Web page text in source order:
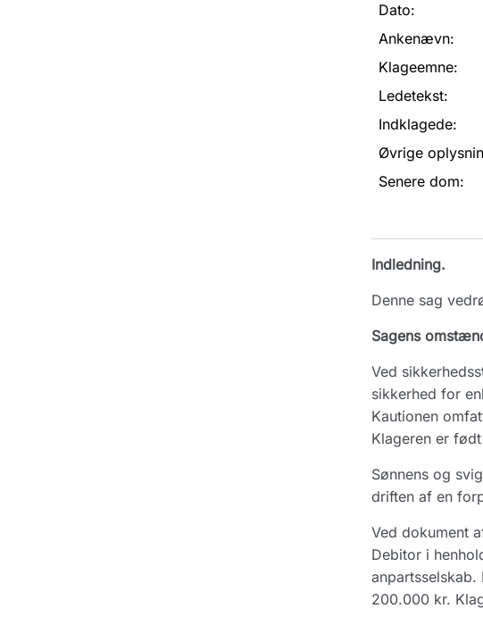
Dato:
Ankenævn:
Klageemne:
Ledetekst:
Indklagede:
Øvrige
Senere dom:
Indledning.
Denne sag
Sagens
Ved
sikkerhed for
Kautionen
Klageren er
Sønnens og
driften af en
Ved dokument
Debitor i
200.000 kr.